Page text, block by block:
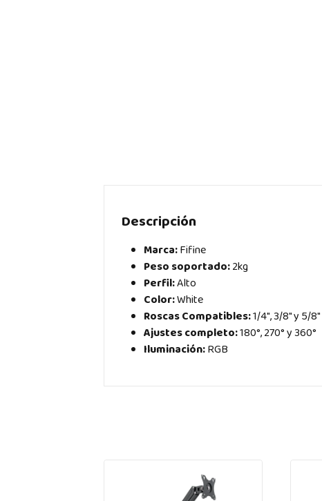
Descripción
Marca:Fifine
Peso soportado:2kg
Perfil:Alto
Color:White
Roscas Compatibles:1/4″, 3/8″ y 5/8″
Ajustes completo:180°, 270° y 360°
Iluminación:RGB